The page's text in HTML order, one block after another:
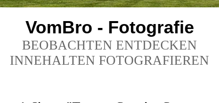
VomBro - Fotografie
BEOBACHTEN ENTDECKEN
INNEHALTEN FOTOGRAFIEREN